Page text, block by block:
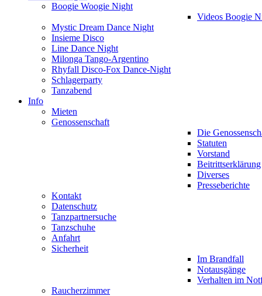
Boogie Woogie Night
Videos Boogie
Mystic Dream Dance Night
Insieme Disco
Line Dance Night
Milonga Tango-Argentino
Rhyfall Disco-Fox Dance-Night
Schlagerparty
Tanzabend
Info
Mieten
Genossenschaft
Die
Statuten
Vorstand
Beitrittserklärung
Diverses
Presseberichte
Kontakt
Datenschutz
Tanzpartnersuche
Tanzschuhe
Anfahrt
Sicherheit
Im Brandfall
Notausgänge
Verhalten im
Raucherzimmer